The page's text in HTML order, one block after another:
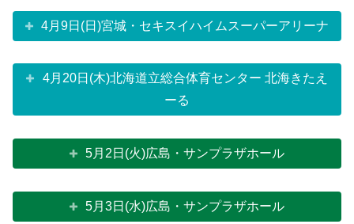
4月9日(日)宮城・セキスイハイムスーパーアリーナ
4月20日(木)北海道立総合体育センター 北海きたえ
ーる
5月2日(火)広島・サンプラザホール
5月3日(水)広島・サンプラザホール